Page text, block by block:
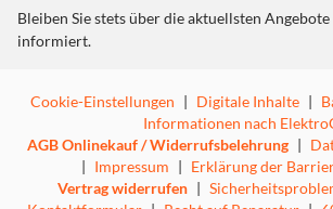
Bleiben Sie stets über die aktuellsten
informiert.
Cookie-Einstellungen | Digitale Inhalte |
Informationen nach
AGB Onlinekauf / Widerrufsbelehrung |
| Impressum | Erklärung der
Vertrag widerrufen |